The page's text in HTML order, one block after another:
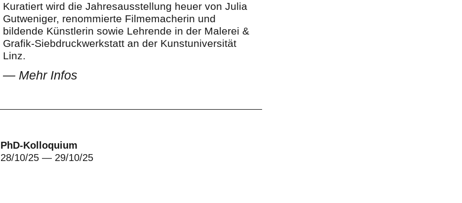
Kuratiert wird die Jahresausstellung heuer von Julia
Gutweniger, renommierte Filmemacherin und
bildende Künstlerin sowie Lehrende in der Malerei &
Grafik-Siebdruckwerkstatt an der Kunstuniversität
Linz.
— Mehr Infos
PhD-Kolloquium
28/10/25 — 29/10/25